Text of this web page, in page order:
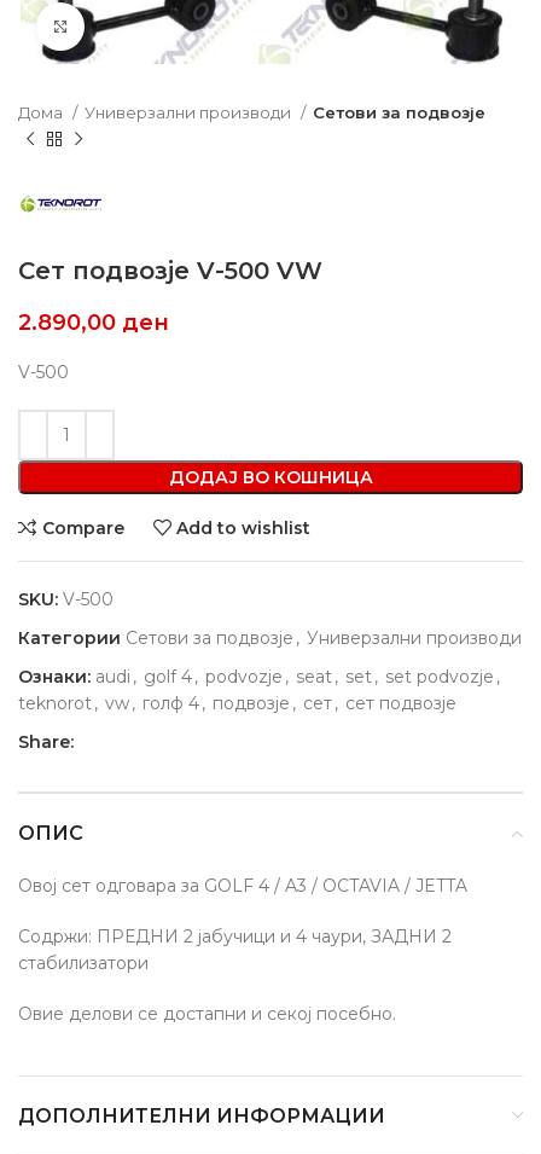
Click to enlarge
Дома Универзални производи Сетови за подвозје
Сет подвозје V-500 VW
2.890,00 ден
V-500
ДОДАЈ ВО КОШНИЦА
Compare Add to wishlist
SKU: V-500
Категории Сетови за подвозје , Универзални производи
Ознаки: audi , golf 4, podvozje , seat, set, set podvozje ,
teknorot, vw, голф 4, подвозје , сет, сет подвозје
Share:
ОПИС
Овој сет одговара за GOLF 4 / A3 / OCTAVIA / JETTA
Содржи: ПРЕДНИ 2 јабучици и 4 чаури, ЗАДНИ 2
стабилизатори
Овие делови се достапни и секој посебно.
ДОПОЛНИТЕЛНИ ИНФОРМАЦИИ